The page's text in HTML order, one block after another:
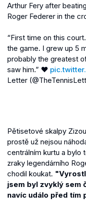
Arthur Fery after
Roger Federer in the
“First time on this
the game. I grew up 5
probably the greatest
saw him.” ❤️
Letter
Pětisetové skalpy
prostě už nejsou
centrálním kurtu a bylo
zraky legendárního
chodil koukat.
jsem byl zvyklý sem
navíc událo před tím